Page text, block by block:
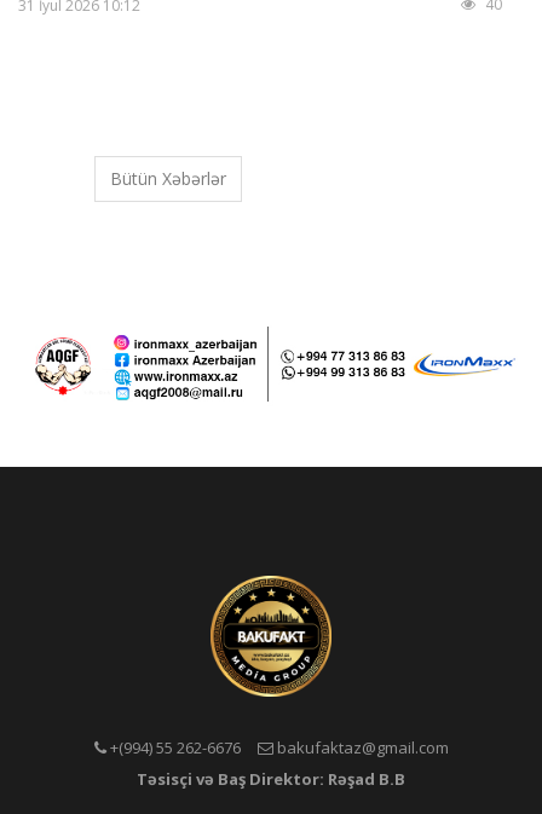
31 İyul 2026 10:12 40
Bütün Xəbərlər
+(994) 55 262-6676
bakufaktaz@gmail.com
Təsisçi və Baş Direktor: Rəşad B.B